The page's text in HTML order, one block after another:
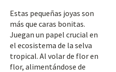
Estas pequeñas joyas son
más que caras bonitas.
Juegan un papel crucial en
el ecosistema de la selva
tropical. Al volar de flor en
flor, alimentándose de